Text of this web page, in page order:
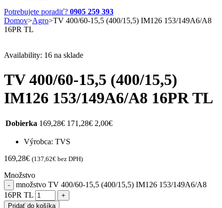
Potrebujete poradiť? 0905 259 393
Domov>Agro>TV 400/60-15,5 (400/15,5) IM126 153/149A6/A8
16PR TL
Availability: 16 na sklade
TV 400/60-15,5 (400/15,5)
IM126 153/149A6/A8 16PR TL
Dobierka 169,28€ 171,28€ 2,00€
Výrobca: TVS
169,28€ (137,62€ bez DPH)
Množstvo
množstvo TV 400/60-15,5 (400/15,5) IM126 153/149A6/A8
16PR TL
Pridať do košíka